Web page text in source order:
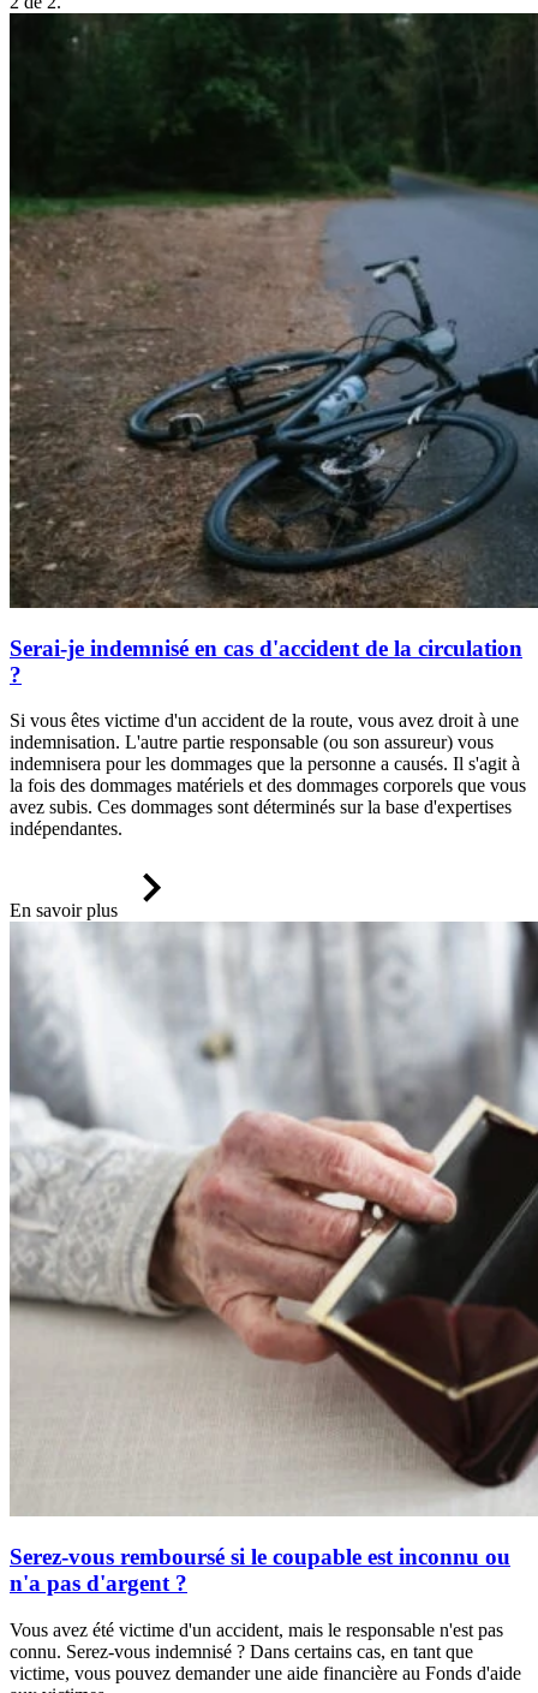
Serai-je indemnisé en cas d'accident de la circulation
?
Si vous êtes victime d'un accident de la route, vous avez droit à une
indemnisation. L'autre partie responsable (ou son assureur) vous
indemnisera pour les dommages que la personne a causés. Il s'agit à
la fois des dommages matériels et des dommages corporels que vous
avez subis. Ces dommages sont déterminés sur la base d'expertises
indépendantes.
En savoir plus
Serez-vous remboursé si le coupable est inconnu ou
n'a pas d'argent ?
Vous avez été victime d'un accident, mais le responsable n'est pas
connu. Serez-vous indemnisé ? Dans certains cas, en tant que
victime, vous pouvez demander une aide financière au Fonds d'aide